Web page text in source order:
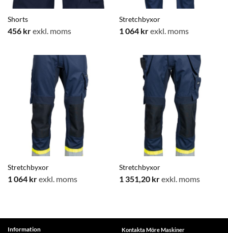
Shorts
456 krexkl. moms
Stretchbyxor
1 064 krexkl. moms
Stretchbyxor
1 064 krexkl. moms
Stretchbyxor
1 351,20 krexkl. moms
Information Kontakta Möre Maskiner